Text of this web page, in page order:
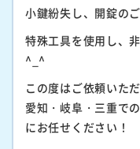
小鍵紛失し、開錠の
特殊工具を使用し、
^_^
この度はご依頼いた
愛知・岐阜・三重で
にお任せください！